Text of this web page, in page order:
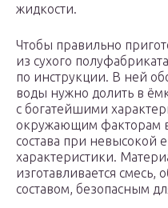
жидкости.
Чтобы правильно
из сухого
по инструкции. В ней
воды нужно долить в
с богатейшими
окружающим факторам
состава при невысокой
характеристики.
изготавливается смесь,
составом, безопасным